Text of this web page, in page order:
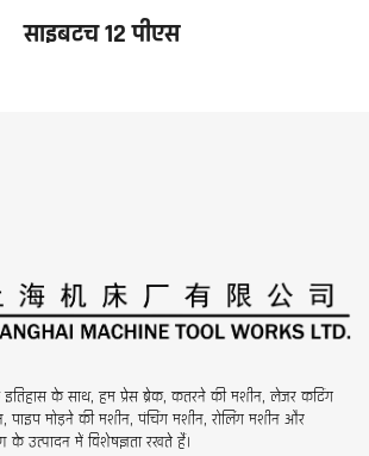
साइबटच 12 पीएस
इतिहास के साथ, हम प्रेस ब्रेक, कतरने की मशीन, लेजर कटिंग
पाइप मोड़ने की मशीन, पंचिंग मशीन, रोलिंग मशीन और
उत्पादन में विशेषज्ञता रखते हैं।